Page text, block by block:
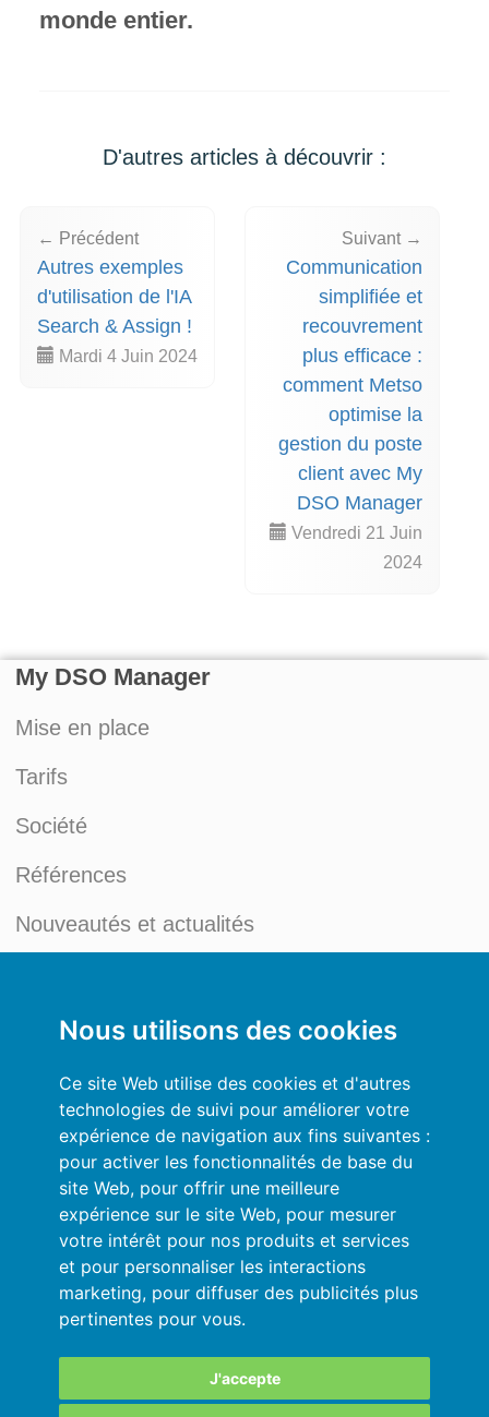
Nous utilisons des cookies
Ce site Web utilise des cookies et d'autres
technologies de suivi pour améliorer votre
expérience de navigation aux fins suivantes :
pour activer les fonctionnalités de base du
site Web, pour offrir une meilleure
expérience sur le site Web, pour mesurer
votre intérêt pour nos produits et services
et pour personnaliser les interactions
marketing, pour diffuser des publicités plus
pertinentes pour vous.
J'accepte
monde entier.
D'autres articles à découvrir :
← Précédent
Autres exemples
d'utilisation de l'IA
Search & Assign !
Mardi 4 Juin 2024
Suivant →
Communication
simplifiée et
recouvrement
plus efficace :
comment Metso
optimise la
gestion du poste
client avec My
DSO Manager
Vendredi 21 Juin
2024
My DSO Manager
Mise en place
Tarifs
Société
Références
Nouveautés et actualités
Mon compte
Conditions générales
Politique de Confidentialité
Se connecter
Ressources
Aide en ligne
Importez vos données en automatique
Vos données sont en sécurité